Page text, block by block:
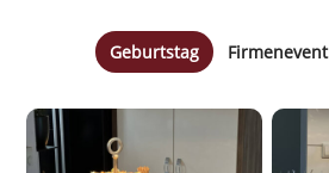
Geburtstag Firmenevent